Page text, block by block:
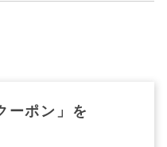
ーポン」を